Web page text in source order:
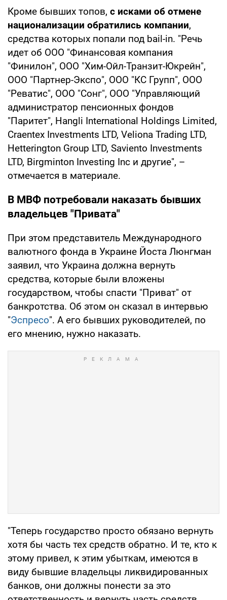
Кроме бывших топов, с исками об отмене
национализации обратились компании,
средства которых попали под bail-in. "Речь
идет об ООО "Финансовая компания
"Финилон", ООО "Хим-Ойл-Транзит-Юкрейн",
ООО "Партнер-Экспо", ООО "КС Групп", ООО
"Реватис", ООО "Сонг", ООО "Управляющий
администратор пенсионных фондов
"Паритет", Hangli International Holdings Limited,
Craentex Investments LTD, Veliona Trading LTD,
Hetterington Group LTD, Saviento Investments
LTD, Birgminton Investing Inc и другие", –
отмечается в материале.
В МВФ потребовали наказать бывших
владельцев "Привата"
При этом представитель Международного
валютного фонда в Украине Йоста Люнгман
заявил, что Украина должна вернуть
средства, которые были вложены
государством, чтобы спасти "Приват" от
банкротства. Об этом он сказал в интервью
"Эспресо". А его бывших руководителей, по
его мнению, нужно наказать.
"Теперь государство просто обязано вернуть
хотя бы часть тех средств обратно. И те, кто к
этому привел, к этим убыткам, имеются в
виду бывшие владельцы ликвидированных
банков, они должны понести за это